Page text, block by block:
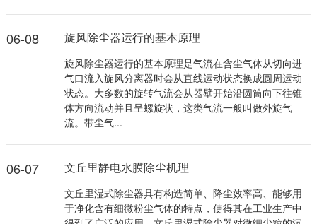
06-08 旋风除尘器运行的基本原理
旋风除尘器运行的基本原理是气流在含尘气体从切向进
气口流入旋风分离器时会从直线运动状态换成圆周运动
状态。大多数的旋转气流会从器壁开始沿圆筒向下往锥
体方向流动并且呈螺旋状，这类气流一般叫做外旋气
流。带尘气...
06-07 文丘里静电水膜除尘机理
文丘里湿式除尘器具有构造简单、降尘效率高、能够用
于净化含有细微粉尘气体的特点，使得其在工业生产中